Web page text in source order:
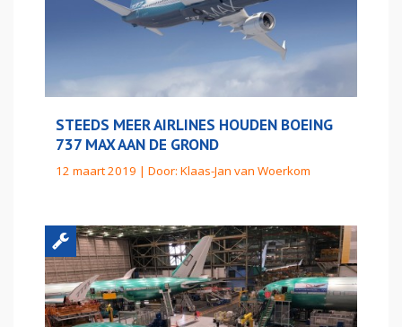
STEEDS MEER AIRLINES HOUDEN BOEING
737 MAX AAN DE GROND
12 maart 2019 | Door: Klaas-Jan van Woerkom